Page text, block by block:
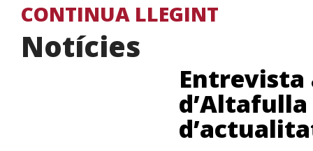
CONTINUA LLEGINT
Notícies
Entrevista